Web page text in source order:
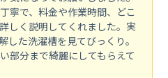
寧で、料金や作業時間、どこ
しく説明してくれました。実
した洗濯槽を見てびっくり。
部分まで綺麗にしてもらえて